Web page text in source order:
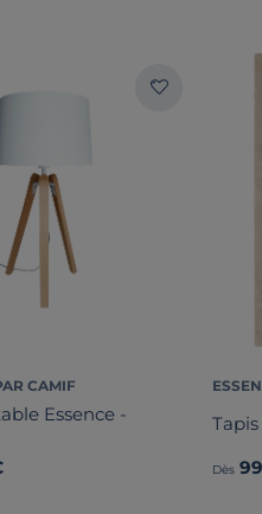
CAMIF
Essence -
Dès